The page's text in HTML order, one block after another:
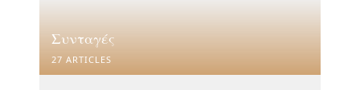
Συνταγές
27 ARTICLES